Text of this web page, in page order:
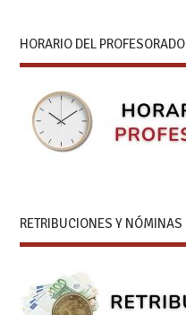
HORARIO DEL PROFESORADO
RETRIBUCIONES Y NÓMINAS